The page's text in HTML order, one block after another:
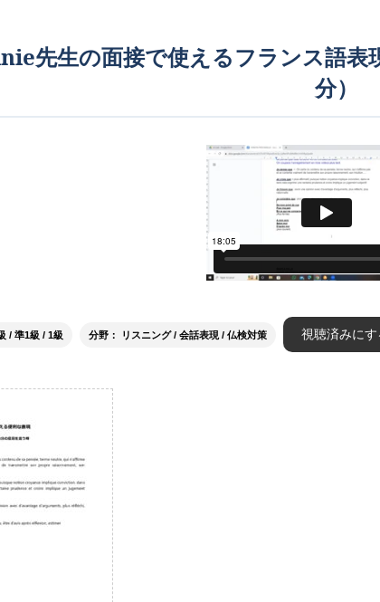
先生の面接で使えるフランス語表
分）
/ 準1級 / 1級 分野： リスニング / 会話表現 / 仏検対策 視聴済みにす